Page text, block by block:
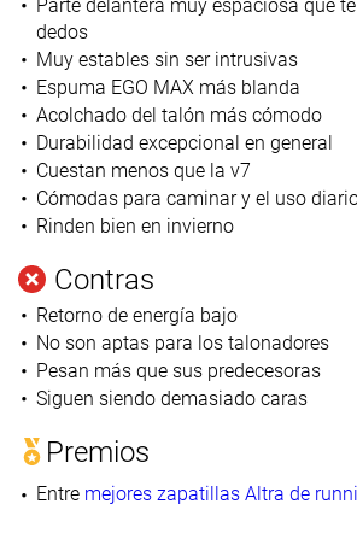
Parte delantera muy espaciosa que
dedos
Muy estables sin ser intrusivas
Espuma EGO MAX más blanda
Acolchado del talón más cómodo
Durabilidad excepcional en general
Cuestan menos que la v7
Cómodas para caminar y el uso
Rinden bien en invierno
Contras
Retorno de energía bajo
No son aptas para los talonadores
Pesan más que sus predecesoras
Siguen siendo demasiado caras
Premios
Entre mejores zapatillas Altra de